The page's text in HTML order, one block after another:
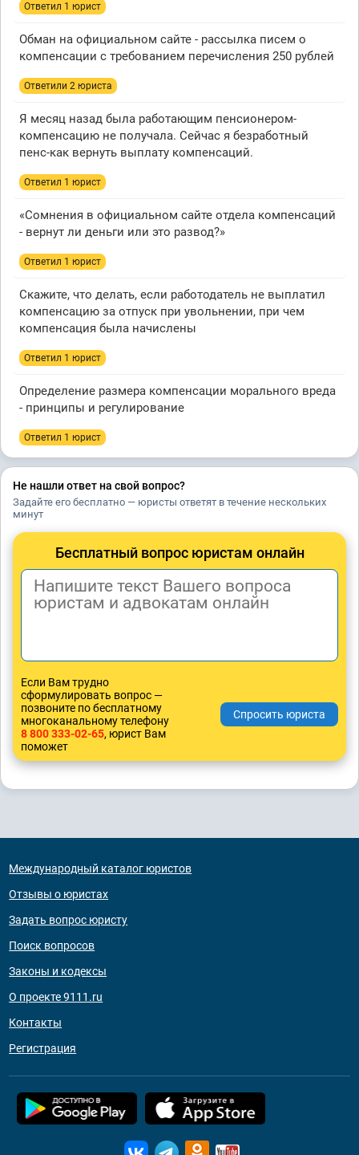
Ответил 1 юрист
Обман на официальном сайте - рассылка писем о
компенсации с требованием перечисления 250 рублей
Ответили 2 юристa
Я месяц назад была работающим пенсионером-
компенсацию не получала. Сейчас я безработный
пенс-как вернуть выплату компенсаций.
Ответил 1 юрист
«Сомнения в официальном сайте отдела компенсаций
- вернут ли деньги или это развод?»
Ответил 1 юрист
Скажите, что делать, если работодатель не выплатил
компенсацию за отпуск при увольнении, при чем
компенсация была начислены
Ответил 1 юрист
Определение размера компенсации морального вреда
- принципы и регулирование
Ответил 1 юрист
Не нашли ответ на свой вопрос?
Задайте его бесплатно — юристы ответят в течение нескольких
минут
Бесплатный вопрос юристам онлайн
Если Вам трудно
сформулировать вопрос —
позвоните по бесплатному
многоканальному телефону
8 800 333-02-65, юрист Вам
поможет
Международный каталог юристов
Отзывы о юристах
Задать вопрос юристу
Поиск вопросов
Законы и кодексы
О проекте 9111.ru
Контакты
Регистрация